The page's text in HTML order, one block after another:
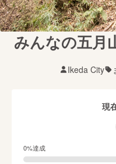
みんなの五月
Ikeda City
現
0%達成